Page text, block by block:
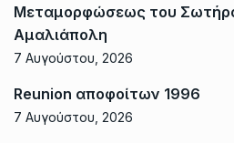
Μεταμορφώσεως του
Αμαλιάπολη
7 Αυγούστου, 2026
Reunion αποφοίτων 1996
7 Αυγούστου, 2026